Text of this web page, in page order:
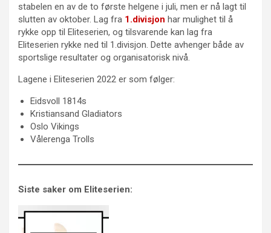
stabelen en av de to første helgene i juli, men er nå lagt til
slutten av oktober. Lag fra 1.divisjon har mulighet til å
rykke opp til Eliteserien, og tilsvarende kan lag fra
Eliteserien rykke ned til 1.divisjon. Dette avhenger både av
sportslige resultater og organisatorisk nivå.
Lagene i Eliteserien 2022 er som følger:
Eidsvoll 1814s
Kristiansand Gladiators
Oslo Vikings
Vålerenga Trolls
Siste saker om Eliteserien: